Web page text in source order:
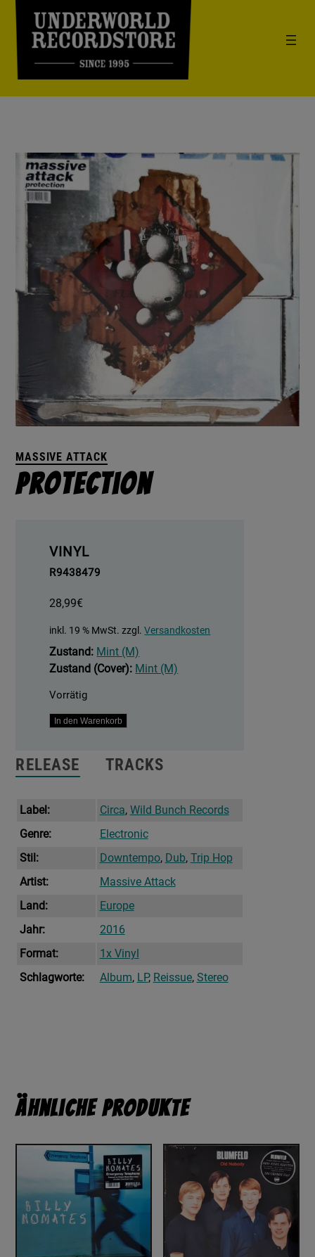
MASSIVE ATTACK
Protection
VINYL
R9438479
28,99€
inkl. 19 % MwSt. zzgl.Versandkosten
Zustand: Mint (M)
Zustand (Cover): Mint (M)
Vorrätig
Protection
In den Warenkorb
RELEASE TRACKS
Label: Circa, Wild Bunch Records
Genre:
Electronic
Stil:
Downtempo, Dub, Trip Hop
Artist:
Massive Attack
Land:
Europe
Jahr:
2016
Format:
1x Vinyl
Schlagworte:
Album, LP, Reissue, Stereo
Ähnliche Produkte